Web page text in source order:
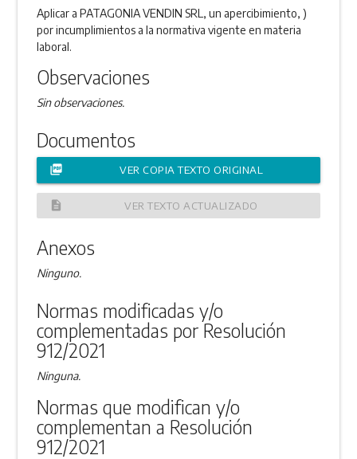
Aplicar a PATAGONIA VENDIN SRL, un apercibimiento, )
por incumplimientos a la normativa vigente en materia
laboral.
Observaciones
Sin observaciones.
Documentos
picture_as_pdf VER COPIA TEXTO ORIGINAL
description VER TEXTO ACTUALIZADO
Anexos
Ninguno.
Normas modificadas y/o
complementadas por Resolución
912/2021
Ninguna.
Normas que modifican y/o
complementan a Resolución
912/2021